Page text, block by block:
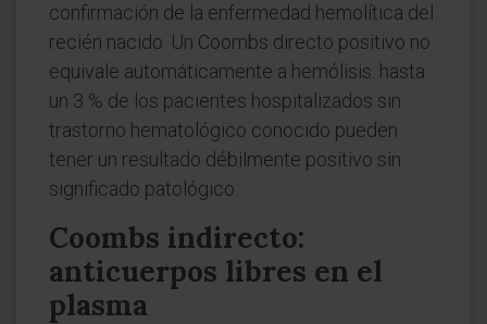
confirmación de la enfermedad hemolítica del
recién nacido. Un Coombs directo positivo no
equivale automáticamente a hemólisis: hasta
un 3 % de los pacientes hospitalizados sin
trastorno hematológico conocido pueden
tener un resultado débilmente positivo sin
significado patológico.
Coombs indirecto:
anticuerpos libres en el
plasma